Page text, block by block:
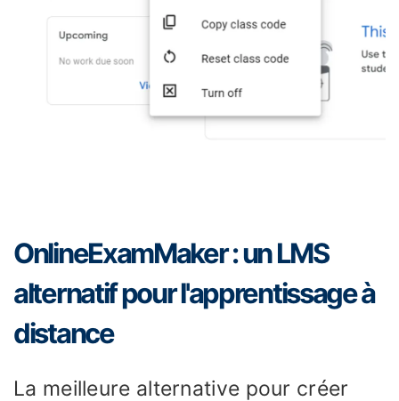
OnlineExamMaker : un LMS
alternatif pour l'apprentissage à
distance
La meilleure alternative pour créer